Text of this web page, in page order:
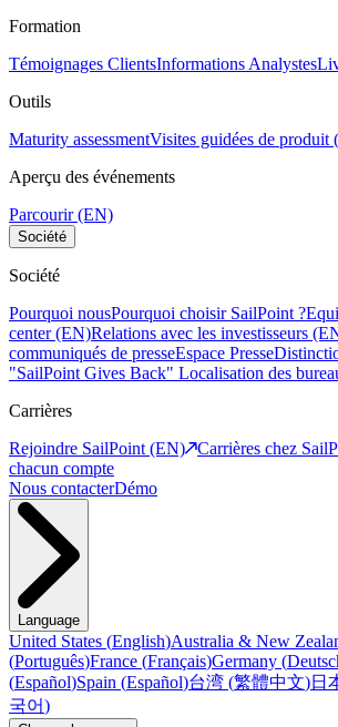
Formation
Témoignages ClientsInformations Analystes
Outils
Maturity assessmentVisites guidées de produit
Aperçu des événements
Parcourir (EN)
Société
Société
Pourquoi nousPourquoi choisir SailPoint ?
center (EN)Relations avec les investisseurs
communiqués de presseEspace Presse
"SailPoint Gives Back" Localisation des
Carrières
Rejoindre SailPoint (EN)
Carrières chez
chacun compte
Nous contacterDémo
Language
United States (English)Australia & New
(Português)France (Français)Germany (
(Español)Spain (Español)台湾 (繁體中文)日
국어)